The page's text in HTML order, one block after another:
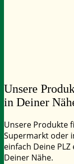
Unsere
in Deiner
Unsere Produkte
Supermarkt oder
einfach Deine
Deiner Nähe.